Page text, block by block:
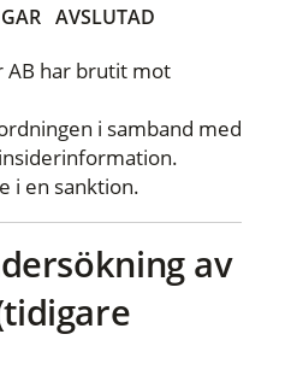
AVSLUTAD
AB har brutit mot
i samband med
i en sanktion.
av